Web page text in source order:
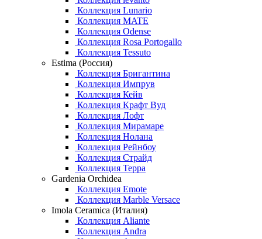
Коллекция Lunario
Коллекция MATE
Коллекция Odense
Коллекция Rosa Portogallo
Коллекция Tessuto
Estima (Россия)
Коллекция Бригантина
Коллекция Импрув
Коллекция Кейв
Коллекция Крафт Вуд
Коллекция Лофт
Коллекция Мирамаре
Коллекция Нолана
Коллекция Рейнбоу
Коллекция Страйд
Коллекция Терра
Gardenia Orchidea
Коллекция Emote
Коллекция Marble Versace
Imola Ceramica (Италия)
Коллекция Aliante
Коллекция Andra